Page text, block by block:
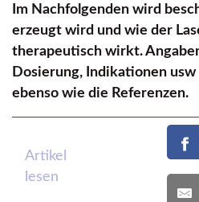
Im Nachfolgenden wird
erzeugt wird und wie der
therapeutisch wirkt.
Dosierung, Indikationen
ebenso wie die Referenzen.
Artikel
lesen